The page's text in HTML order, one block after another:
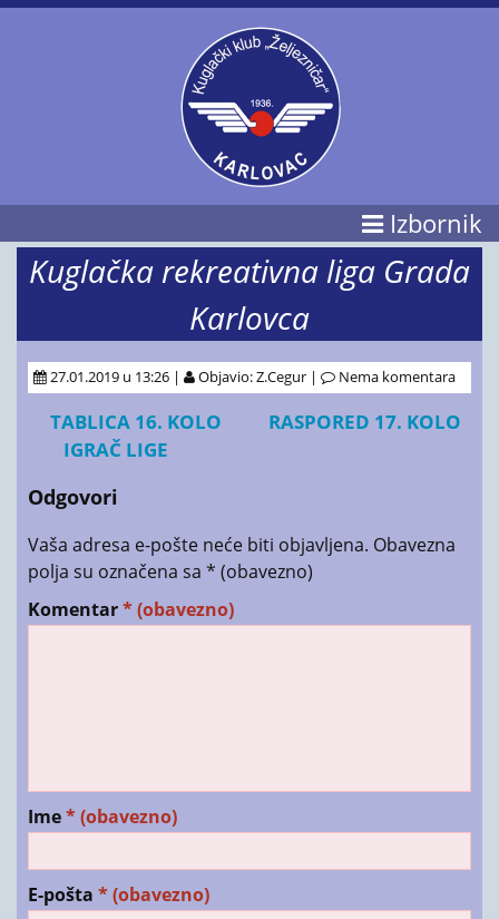
Izbornik
Kuglačka rekreativna liga Grada
Karlovca
27.01.2019 u 13:26 | Objavio: Z.Cegur | Nema komentara
TABLICA 16. KOLO
RASPORED 17. KOLO
IGRAČ LIGE
Odgovori
Vaša adresa e-pošte neće biti objavljena. Obavezna
polja su označena sa * (obavezno)
Komentar* (obavezno)
Ime* (obavezno)
E-pošta * (obavezno)